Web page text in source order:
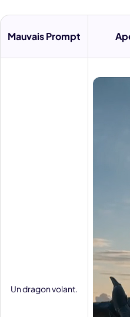
Mauvais Prompt
Un dragon volant.